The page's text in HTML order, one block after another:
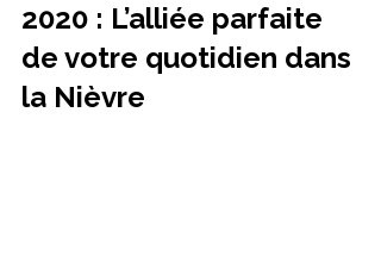
2020 : L’alliée parfaite
de votre quotidien dans
la Nièvre